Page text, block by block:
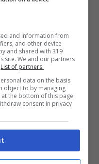
al match con il
della difesa. A
mettere
. Sugli esterni ci
e
centravanti. In
and information from
and other device
and shared with 319
site. We and our partners
List of partners.
data on the basis
object to by managing
the bottom of this page
consent in privacy